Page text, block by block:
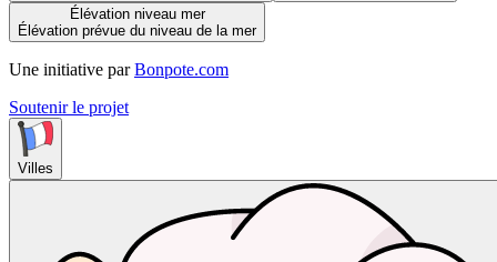
Élévation niveau mer
Élévation prévue du niveau de la mer
Une initiative par Bonpote.com
Soutenir le projet
Villes